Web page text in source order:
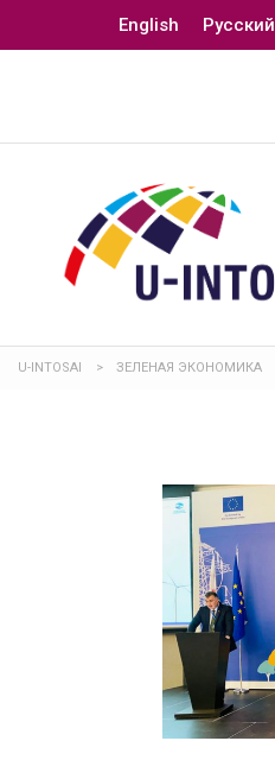
English Русский
U-INTOSAI > ЗЕЛЕНАЯ ЭКОНОМИКА